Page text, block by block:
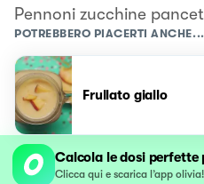
Pennoni zucchine
POTREBBERO PIACERTI ANCHE...
Frullato giallo
Calcola le dosi perfette
Clicca qui e scarica l’app olivia!